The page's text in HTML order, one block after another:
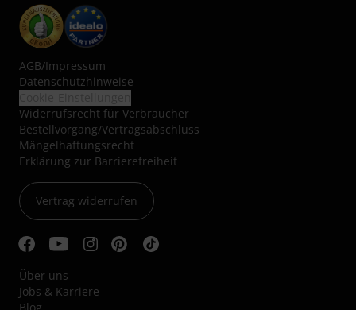
AGB/Impressum
Datenschutzhinweise
Widerrufsrecht für Verbraucher
Bestellvorgang/Vertragsabschluss
Mängelhaftungsrecht
Erklärung zur Barrierefreiheit
Vertrag widerrufen
Über uns
Jobs & Karriere